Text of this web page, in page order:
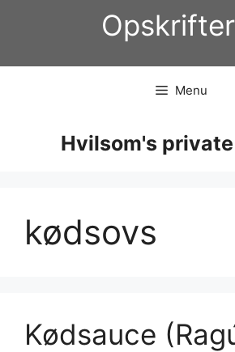
Menu
Hvilsom's
kødsovs
Kødsauce